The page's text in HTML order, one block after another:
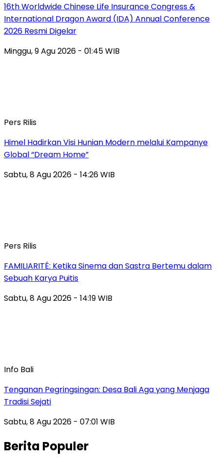
16th Worldwide Chinese Life Insurance Congress &
International Dragon Award (IDA) Annual Conference
2026 Resmi Digelar
Minggu, 9 Agu 2026 - 01:45 WIB
Pers Rilis
Himel Hadirkan Visi Hunian Modern melalui Kampanye
Global “Dream Home”
Sabtu, 8 Agu 2026 - 14:26 WIB
Pers Rilis
FAMILIARITÉ: Ketika Sinema dan Sastra Bertemu dalam
Sebuah Karya Puitis
Sabtu, 8 Agu 2026 - 14:19 WIB
Info Bali
Tenganan Pegringsingan: Desa Bali Aga yang Menjaga
Tradisi Sejati
Sabtu, 8 Agu 2026 - 07:01 WIB
Berita Populer